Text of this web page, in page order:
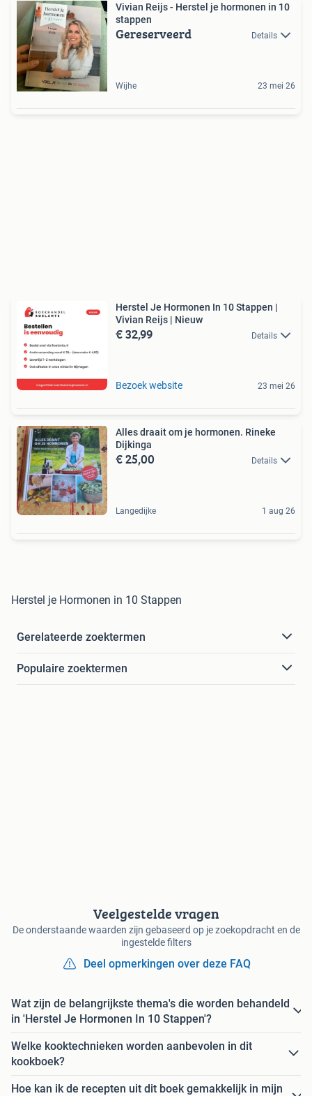
Vivian Reijs - Herstel je hormonen in 10
stappen
Gereserveerd Details
Wijhe 23 mei 26
Herstel Je Hormonen In 10 Stappen |
Vivian Reijs | Nieuw
€ 32,99 Details
Bezoek website 23 mei 26
Alles draait om je hormonen. Rineke
Dijkinga
€ 25,00 Details
Langedijke 1 aug 26
Herstel je Hormonen in 10 Stappen
Gerelateerde zoektermen
Populaire zoektermen
Veelgestelde vragen
De onderstaande waarden zijn gebaseerd op je zoekopdracht en de
ingestelde filters
Deel opmerkingen over deze FAQ
Wat zijn de belangrijkste thema's die worden behandeld
in 'Herstel Je Hormonen In 10 Stappen'?
Welke kooktechnieken worden aanbevolen in dit
kookboek?
Hoe kan ik de recepten uit dit boek gemakkelijk in mijn